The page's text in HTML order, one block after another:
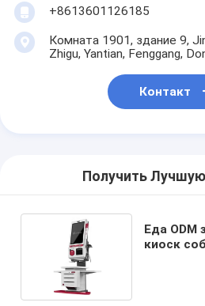
+8613601126185
Комната 1901, здание 9,
Zhigu, Yantian, Fenggang,
Контакт
Получить
Еда ODM
киоск